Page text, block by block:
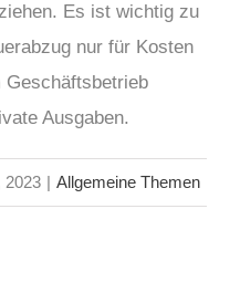
Es ist wichtig zu
nur für Kosten
Geschäftsbetrieb
Ausgaben.
2023 | Allgemeine Themen